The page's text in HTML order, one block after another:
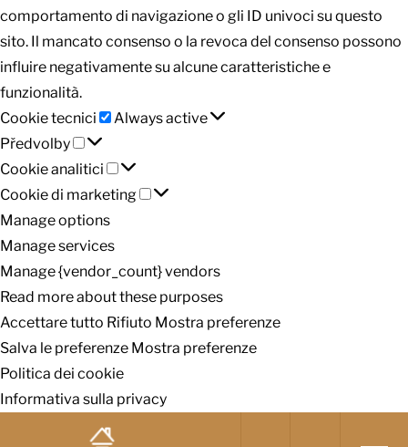
comportamento di navigazione o gli ID univoci su questo
sito. Il mancato consenso o la revoca del consenso possono
influire negativamente su alcune caratteristiche e
funzionalità.
Cookie tecnici
Cookie
Always active
Předvolby
Předvolby
Cookie analitici
Cookie
analitici
Cookie di marketing
Cookie
Manage options
Manage services
Manage {vendor_count} vendors
Read more about these purposes
Accettare tutto Rifiuto Mostra preferenze
Salva le preferenze Mostra preferenze
Politica dei cookie
Informativa sulla privacy